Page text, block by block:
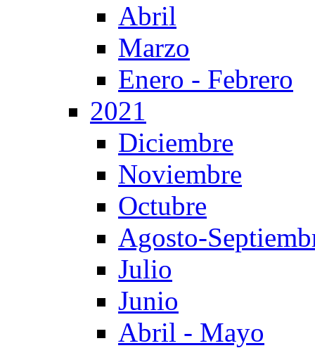
Abril
Marzo
Enero - Febrero
2021
Diciembre
Noviembre
Octubre
Agosto-
Julio
Junio
Abril - Mayo